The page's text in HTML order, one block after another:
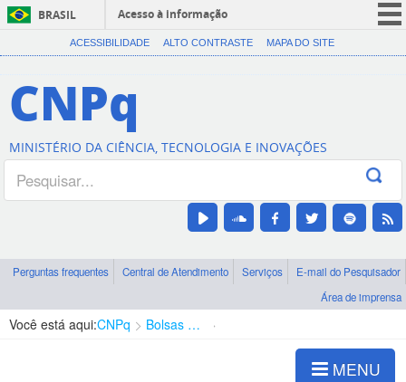
BRASIL
Acesso à informação
CORONAVÍRUS (COVID-19)
Canais
ACESSIBILIDADE ALTO CONTRASTE MAPA DO SITE
CNPq
MINISTÉRIO DA CIÊNCIA, TECNOLOGIA E INOVAÇÕES
Perguntas frequentes Central de Atendimento Serviços
E-mail do Pesquisador
Área de imprensa
Você está aqui:CNPq Bolsas e Auxílios Vigentes
MENU